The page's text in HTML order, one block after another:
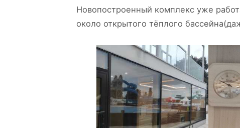
Новопостроенный комплекс уже
около открытого тёплого